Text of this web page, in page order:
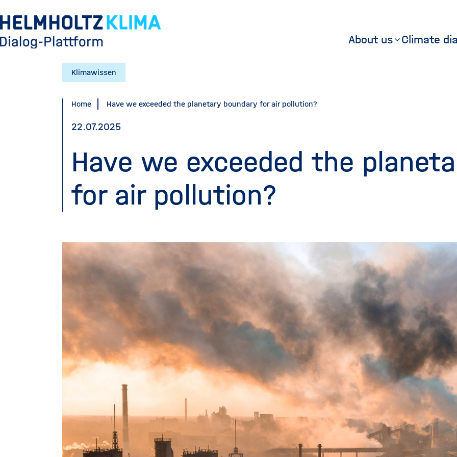
to
main
content
About us Climate
Klimawissen
Home Have we exceeded the planetary boundary for air pollution?
22.07.2025
Have we exceeded the
for air pollution?